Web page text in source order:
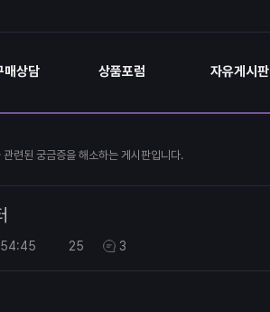
매상담 상품포럼 자유게시판
련된 궁금증을 해소하는 게시판입니다.
25 3